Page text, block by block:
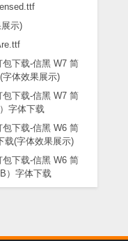
下载-信黑 W7 简
字体下载
下载-信黑 W6 简
）字体下载